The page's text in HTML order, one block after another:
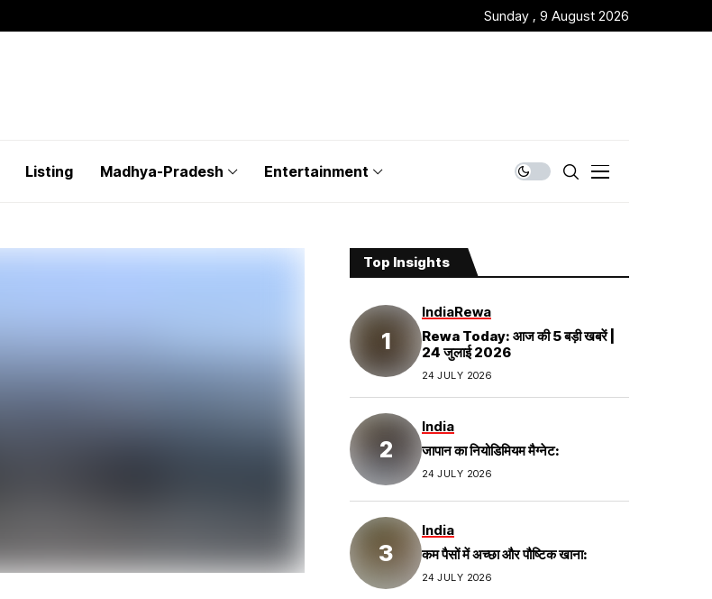
Sunday , 9 August 2026
Listing Madhya-Pradesh Entertainment
Top Insights
IndiaRewa
Rewa Today: आज की 5 बड़ी खबरें |
24 जुलाई 2026
24 JULY 2026
India
जापान का नियोडिमियम मैग्नेट:
24 JULY 2026
India
कम पैसों में अच्छा और पौष्टिक खाना:
24 JULY 2026